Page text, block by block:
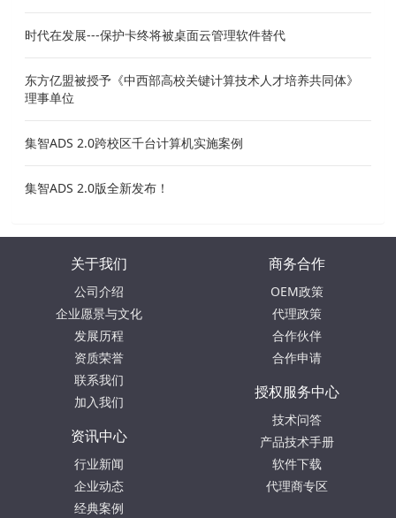
时代在发展---保护卡终将被桌面云管理软件替代
东方亿盟被授予《中西部高校关键计算技术人才培养共同体》
理事单位
集智ADS 2.0跨校区千台计算机实施案例
集智ADS 2.0版全新发布！
关于我们
公司介绍
企业愿景与文化
发展历程
资质荣誉
联系我们
加入我们
商务合作
OEM政策
代理政策
合作伙伴
合作申请
授权服务中心
技术问答
产品技术手册
软件下载
代理商专区
资讯中心
行业新闻
企业动态
经典案例